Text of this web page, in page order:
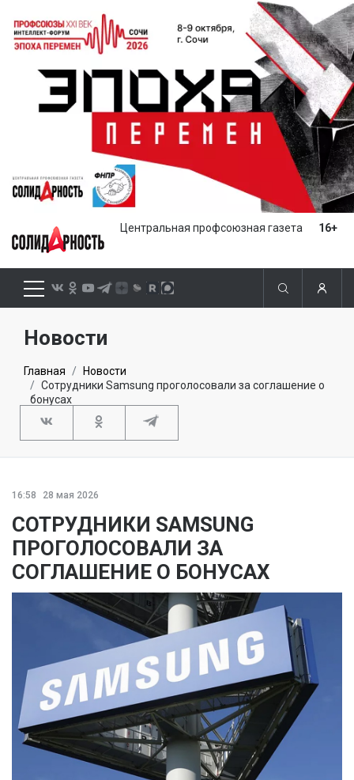
Центральная профсоюзная газета 16+
Новости
Главная
Новости
Сотрудники Samsung проголосовали за соглашение о
бонусах
16:58 28 мая 2026
СОТРУДНИКИ SAMSUNG
ПРОГОЛОСОВАЛИ ЗА
СОГЛАШЕНИЕ О БОНУСАХ